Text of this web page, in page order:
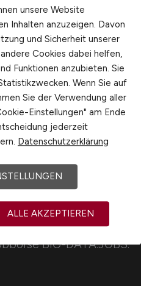
1
Big-Data
BIG-DATA.JOBS:
unsere Website
Inhalten anzuzeigen. Davon
und Sicherheit unserer
Cookies dabei helfen,
Funktionen anzubieten. Sie
Wenn Sie auf
Sie der Verwendung aller
Einstellungen" am Ende
jederzeit
Datenschutzerklärung
ALLE AKZEPTIEREN